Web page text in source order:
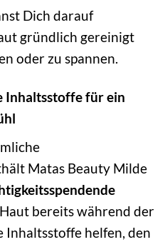
Dich darauf
gründlich gereinigt
oder zu spannen.
Inhaltsstoffe für ein
Matas Beauty Milde
bereits während der
Inhaltsstoffe helfen, den